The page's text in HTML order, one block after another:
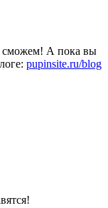
сможем! А пока вы
pupinsite.ru/blog